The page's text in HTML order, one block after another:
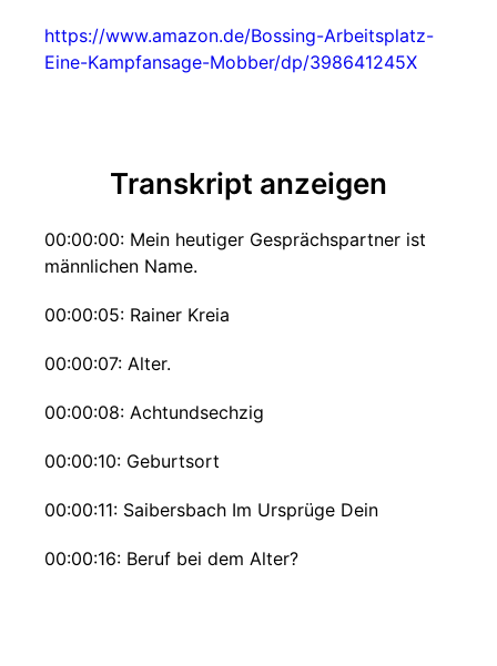
https://www.amazon.de/Bossing-Arbeitsplatz-
Eine-Kampfansage-Mobber/dp/398641245X
Transkript anzeigen
00:00:00: Mein heutiger Gesprächspartner ist
männlichen Name.
00:00:05: Rainer Kreia
00:00:07: Alter.
00:00:08: Achtundsechzig
00:00:10: Geburtsort
00:00:11: Saibersbach Im Ursprüge Dein
00:00:16: Beruf bei dem Alter?